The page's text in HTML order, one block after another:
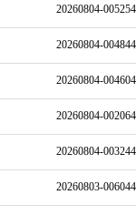
20260804-
20260804-
20260804-
20260804-
20260804-
20260803-